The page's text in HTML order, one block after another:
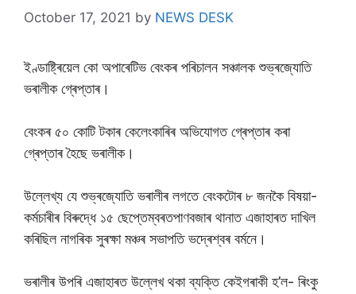
October 17, 2021 by NEWS DESK
ইণ্ডাষ্ট্ৰিয়েল কো অপাৰেটিভ বেংকৰ পৰিচালন সঞ্চালক শুভ্ৰজ্যোতি
ভৰালীক গ্ৰেপ্তাৰ।
বেংকৰ ৫০ কোটি টকাৰ কেলেংকাৰিৰ অভিযোগত গ্ৰেপ্তাৰ কৰা
গ্ৰেপ্তাৰ হৈছে ভৰালীক।
উল্লেখ্য যে শুভ্ৰজ্যোতি ভৰালীৰ লগতে বেংকটোৰ ৮ জনকৈ বিষয়া-
কৰ্মচাৰীৰ বিৰুদ্ধে ১৫ ছেপ্তেম্বৰতপাণবজাৰ থানাত এজাহাৰত দাখিল
কৰিছিল নাগৰিক সুৰক্ষা মঞ্চৰ সভাপতি ভদ্ৰেশ্বৰ বৰ্মনে।
ভৰালীৰ উপৰি এজাহাৰত উল্লেখ থকা ব্যক্তি কেইগৰাকী হ’ল- ৰিংকু